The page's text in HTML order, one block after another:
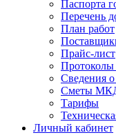
Паспорта
Перечень
План работ
Прайс-лист
Протоколы
Сведения
Сметы
Тарифы
Личный кабинет